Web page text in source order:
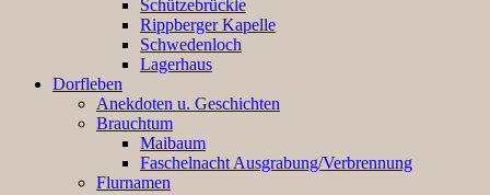
Schützebrückle
Rippberger Kapelle
Schwedenloch
Lagerhaus
Dorfleben
Anekdoten u. Geschichten
Brauchtum
Maibaum
Faschelnacht Ausgrabung/Verbrennung
Flurnamen